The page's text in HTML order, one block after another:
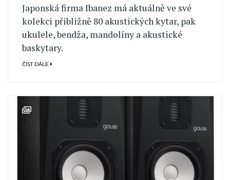
Japonská firma Ibanez má aktuálně ve své
kolekci přibližně 80 akustických kytar, pak
ukulele, bendža, mandolíny a akustické
baskytary.
ČÍST DÁLE